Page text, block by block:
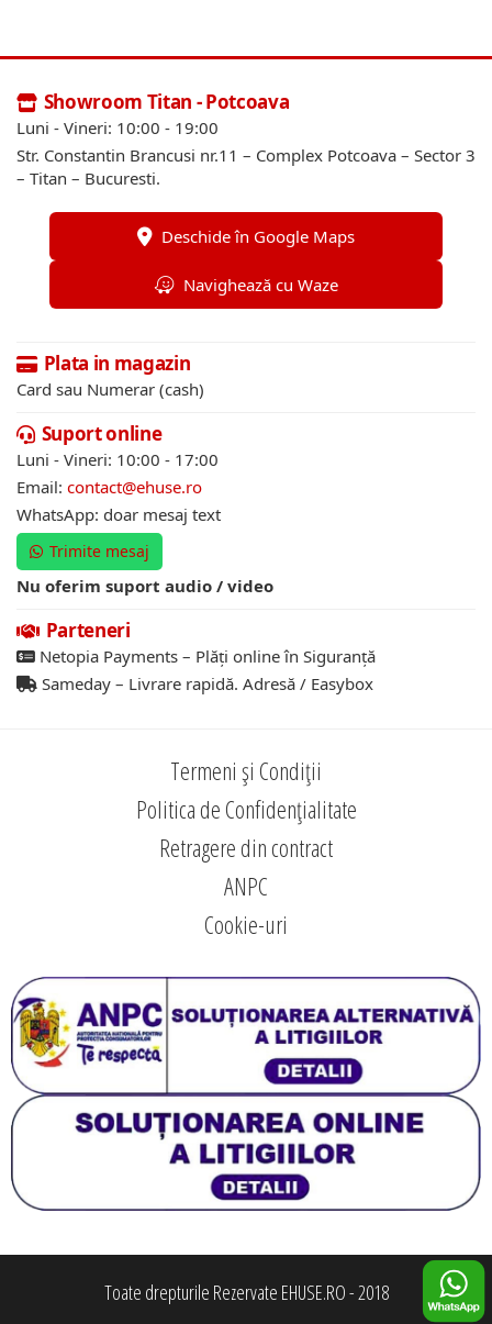
Showroom Titan - Potcoava
Luni - Vineri: 10:00 - 19:00
Str. Constantin Brancusi nr.11 – Complex Potcoava – Sector 3
– Titan – Bucuresti.
Deschide în Google Maps
Navighează cu Waze
Plata in magazin
Card sau Numerar (cash)
Suport online
Luni - Vineri: 10:00 - 17:00
Email: contact@ehuse.ro
WhatsApp: doar mesaj text
Trimite mesaj
Nu oferim suport audio / video
Parteneri
Netopia Payments – Plăți online în Siguranță
Sameday – Livrare rapidă. Adresă / Easybox
Termeni și Condiții
Politica de Confidențialitate
Retragere din contract
ANPC
Cookie-uri
Toate drepturile Rezervate EHUSE.RO - 2018